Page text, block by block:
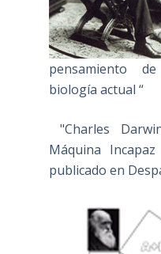
pensamiento
biología actual “
"Charles
Máquina
publicado en